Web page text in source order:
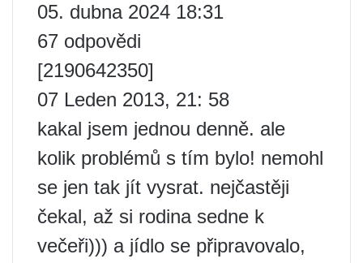
05. dubna 2024 18:31
67 odpovědi
[2190642350]
07 Leden 2013, 21: 58
kakal jsem jednou denně. ale
kolik problémů s tím bylo! nemohl
se jen tak jít vysrat. nejčastěji
čekal, až si rodina sedne k
večeři))) a jídlo se připravovalo,